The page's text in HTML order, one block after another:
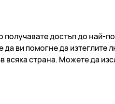
получавате достъп до най-
ви помогне да изтеглите
страна. Можете да